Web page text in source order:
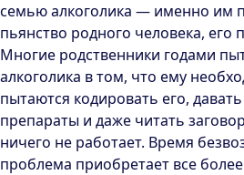
семью алкоголика — именно им
пьянство родного человека, его
Многие родственники годами
алкоголика в том, что ему
пытаются кодировать его,
препараты и даже читать
ничего не работает. Время
проблема приобретает все